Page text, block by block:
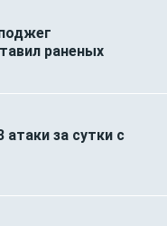
раненых
за сутки с